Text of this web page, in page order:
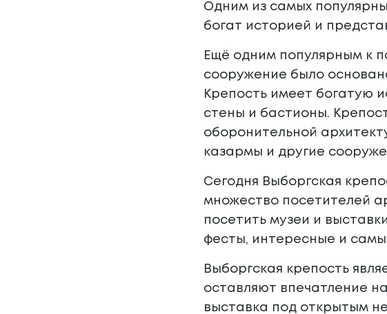
Одним из самых
богат историей и
Ещё одним популярным к
сооружение было
Крепость имеет богатую
стены и бастионы.
оборонительной
казармы и другие
Сегодня Выборгская
множество посетителей
посетить музеи и
фесты, интересные и
Выборгская крепость
оставляют впечатление
выставка под открытым